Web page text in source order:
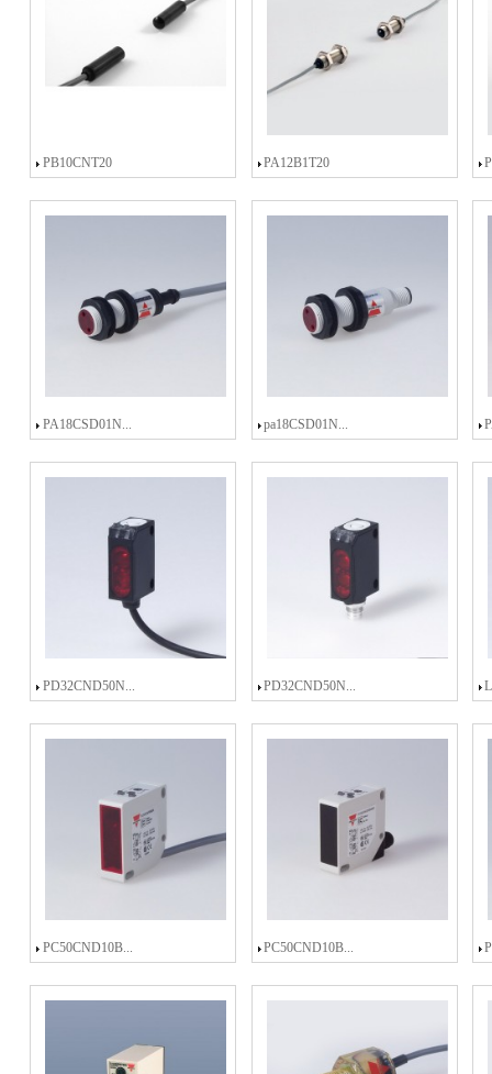
PB10CNT20 PA12B1T20
PA18CSD01N... pa18CSD01N...
PD32CND50N... PD32CND50N...
PC50CND10B... PC50CND10B...